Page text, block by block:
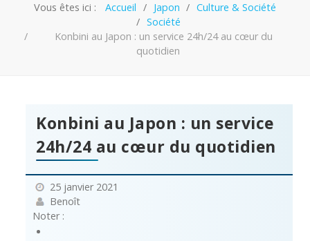
Vous êtes ici : Accueil Japon
Culture & Société
Société
Konbini au Japon : un service 24h/24 au cœur du
quotidien
Konbini au Japon : un service
24h/24 au cœur du quotidien
25 janvier 2021
Benoît
Noter :